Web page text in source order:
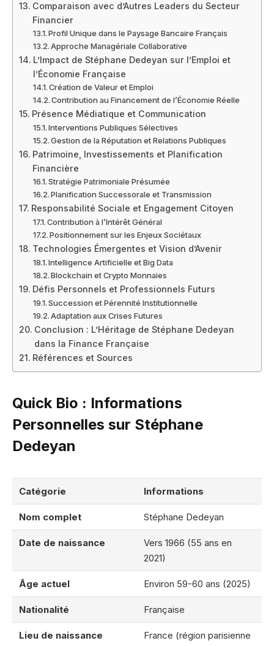
Comparaison avec d’Autres Leaders du Secteur
Financier
Profil Unique dans le Paysage Bancaire Français
Approche Managériale Collaborative
L’Impact de Stéphane Dedeyan sur l’Emploi et
l’Économie Française
Création de Valeur et Emploi
Contribution au Financement de l’Économie Réelle
Présence Médiatique et Communication
Interventions Publiques Sélectives
Gestion de la Réputation et Relations Publiques
Patrimoine, Investissements et Planification
Financière
Stratégie Patrimoniale Présumée
Planification Successorale et Transmission
Responsabilité Sociale et Engagement Citoyen
Contribution à l’Intérêt Général
Positionnement sur les Enjeux Sociétaux
Technologies Émergentes et Vision d’Avenir
Intelligence Artificielle et Big Data
Blockchain et Crypto Monnaies
Défis Personnels et Professionnels Futurs
Succession et Pérennité Institutionnelle
Adaptation aux Crises Futures
Conclusion : L’Héritage de Stéphane Dedeyan
dans la Finance Française
Références et Sources
Quick Bio : Informations
Personnelles sur Stéphane
Dedeyan
Catégorie Informations
Nom complet Stéphane Dedeyan
Date de naissance
Vers 1966 (55 ans en
2021)
Âge actuel Environ 59-60 ans (2025)
Nationalité Française
Lieu de naissance
France (région parisienne